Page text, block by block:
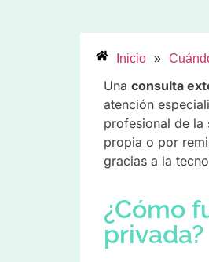
Inicio »
Una consulta
atención
profesional de la
propia o por
gracias a la
¿Cómo
privada?